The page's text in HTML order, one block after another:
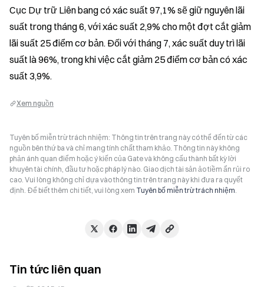
Cục Dự trữ Liên bang có xác suất 97,1% sẽ giữ nguyên lãi
suất trong tháng 6, với xác suất 2,9% cho một đợt cắt giảm
lãi suất 25 điểm cơ bản. Đối với tháng 7, xác suất duy trì lãi
suất là 96%, trong khi việc cắt giảm 25 điểm cơ bản có xác
suất 3,9%.
Xem nguồn
Tuyên bố miễn trừ trách nhiệm: Thông tin trên trang này có thể đến từ các
nguồn bên thứ ba và chỉ mang tính chất tham khảo. Thông tin này không
phản ánh quan điểm hoặc ý kiến của Gate và không cấu thành bất kỳ lời
khuyên tài chính, đầu tư hoặc pháp lý nào. Giao dịch tài sản ảo tiềm ẩn rủi ro
cao. Vui lòng không chỉ dựa vào thông tin trên trang này khi đưa ra quyết
định. Để biết thêm chi tiết, vui lòng xem Tuyên bố miễn trừ trách nhiệm.
Tin tức liên quan